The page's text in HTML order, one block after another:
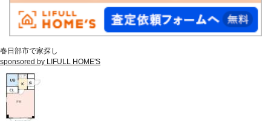
春日部市で家探し
sponsored by LIFULL HOME'S